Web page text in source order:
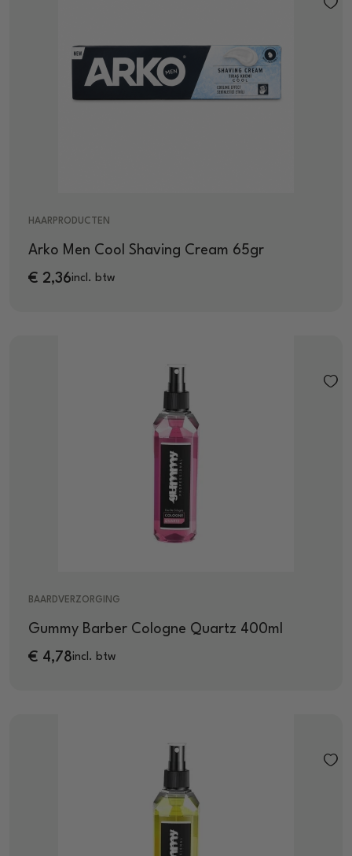
HAARPRODUCTEN
Arko Men Cool Shaving Cream 65gr
€ 2,36incl. btw
BAARDVERZORGING
Gummy Barber Cologne Quartz 400ml
€ 4,78incl. btw